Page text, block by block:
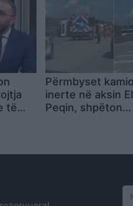
të
Përmbyset
inerte në aksin
Peqin, shpëton